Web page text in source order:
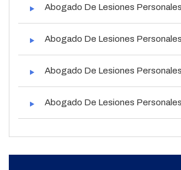
Abogado De Lesiones
Abogado De Lesiones
Abogado De Lesiones
Abogado De Lesiones